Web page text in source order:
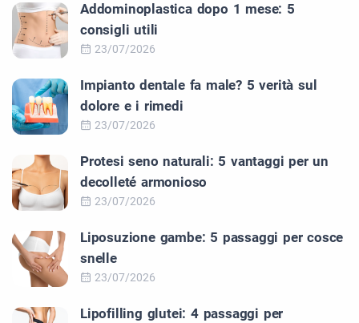
Addominoplastica dopo 1 mese: 5
consigli utili
23/07/2026
Impianto dentale fa male? 5 verità sul
dolore e i rimedi
23/07/2026
Protesi seno naturali: 5 vantaggi per un
decolleté armonioso
23/07/2026
Liposuzione gambe: 5 passaggi per cosce
snelle
23/07/2026
Lipofilling glutei: 4 passaggi per